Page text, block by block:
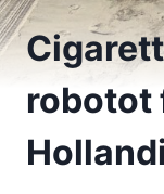
robotot